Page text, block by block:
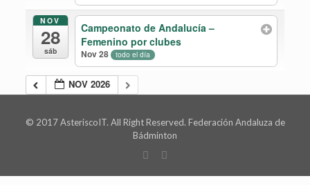
NOV
28
sáb
Campeonato de Andalucía –
Femenino por clubes
Nov 28 todo el día
NOV 2026
© 2017 AsteriscoIT. All Right Reserved. Federación Andaluza de
Bádminton